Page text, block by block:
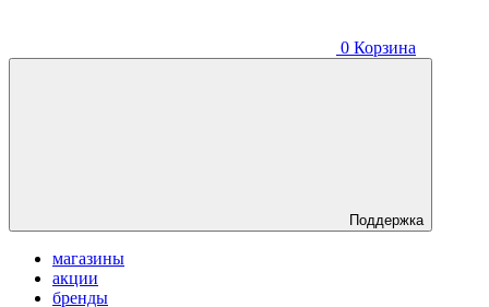
0 Корзина
Поддержка
магазины
акции
бренды